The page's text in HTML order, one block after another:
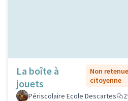
La boîte à
jouets
Non
citoyenne
Périscolaire Ecole Descartes
2